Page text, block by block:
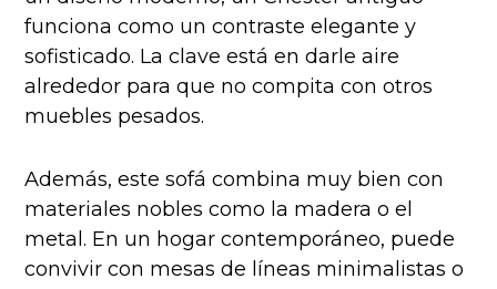
funciona como un contraste elegante y
sofisticado. La clave está en darle aire
alrededor para que no compita con otros
muebles pesados.
Además, este sofá combina muy bien con
materiales nobles como la madera o el
metal. En un hogar contemporáneo, puede
convivir con mesas de líneas minimalistas o